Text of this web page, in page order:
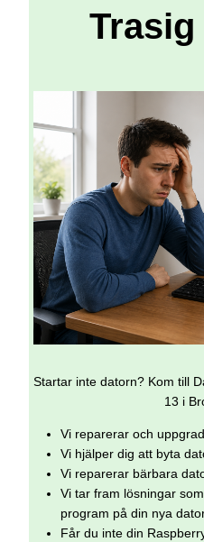
Startar inte datorn? Kom till
13 i
Vi reparerar och
Vi hjälper dig att byta
Vi reparerar bärbara
Vi tar fram lösningar
program på din nya
Får du inte din